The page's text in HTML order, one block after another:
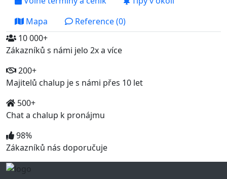
Mapa
Reference (0)
10 000+
Zákazníků s námi jelo 2x a více
200+
Majitelů chalup je s námi přes 10 let
500+
Chat a chalup k pronájmu
98%
Zákazníků nás doporučuje